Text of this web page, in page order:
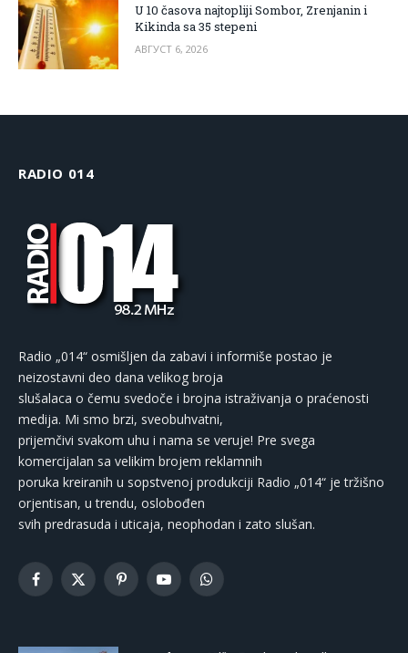
U 10 časova najtopliji Sombor, Zrenjanin i
Kikinda sa 35 stepeni
АВГУСТ 6, 2026
RADIO 014
Radio „014“ osmišljen da zabavi i informiše postao je
neizostavni deo dana velikog broja
slušalaca o čemu svedoče i brojna istraživanja o praćenosti
medija. Mi smo brzi, sveobuhvatni,
prijemčivi svakom uhu i nama se veruje! Pre svega
komercijalan sa velikim brojem reklamnih
poruka kreiranih u sopstvenoj produkciji Radio „014“ je tržišno
orjentisan, u trendu, oslobođen
svih predrasuda i uticaja, neophodan i zato slušan.
Facebook
X
PinterestYouTubeWhatsApp